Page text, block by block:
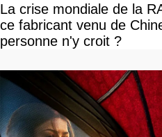
La crise mondiale de la
ce fabricant venu de
personne n'y croit ?